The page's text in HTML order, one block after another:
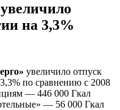
на 3,3%
увеличило отпуск
по сравнению с 2008
— 446 000 Гкал
— 56 000 Гкал